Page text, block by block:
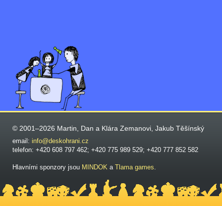
© 2001–2026 Martin, Dan a Klára Zemanovi, Jakub Těšínský
email: info@deskohrani.cz
telefon: +420 608 797 462; +420 775 989 529; +420 777 852 582
Hlavními sponzory jsou MINDOK a Tlama games